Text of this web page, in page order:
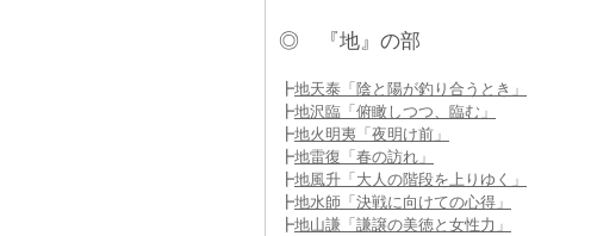
◎ 『地』の部
┣地天泰「陰と陽が釣り合うとき」
┣地沢臨「俯瞰しつつ、臨む」
┣地火明夷「夜明け前」
┣地雷復「春の訪れ」
┣地風升「大人の階段を上りゆく」
┣地水師「決戦に向けての心得」
┣地山謙「謙譲の美徳と女性力」